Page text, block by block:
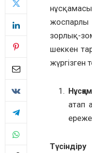
жоспарлы
зорлық-
шеккен
жүргізген
атап